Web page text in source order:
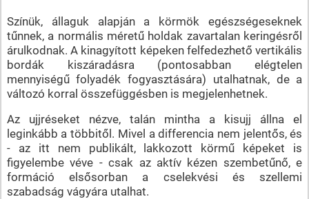
Színük, állaguk alapján a körmök egészségeseknek
tűnnek, a normális méretű holdak zavartalan keringésről
árulkodnak. A kinagyított képeken felfedezhető vertikális
bordák kiszáradásra (pontosabban elégtelen
mennyiségű folyadék fogyasztására) utalhatnak, de a
változó korral összefüggésben is megjelenhetnek.
Az ujjréseket nézve, talán mintha a kisujj állna el
leginkább a többitől. Mivel a differencia nem jelentős, és
- az itt nem publikált, lakkozott körmű képeket is
figyelembe véve - csak az aktív kézen szembetűnő, e
formáció elsősorban a cselekvési és szellemi
szabadság vágyára utalhat.